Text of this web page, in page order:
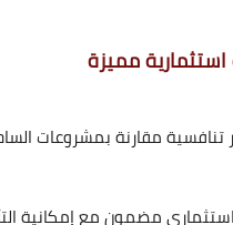
تنافسية مقارنة بمشروعات
مضمون مع إمكانية